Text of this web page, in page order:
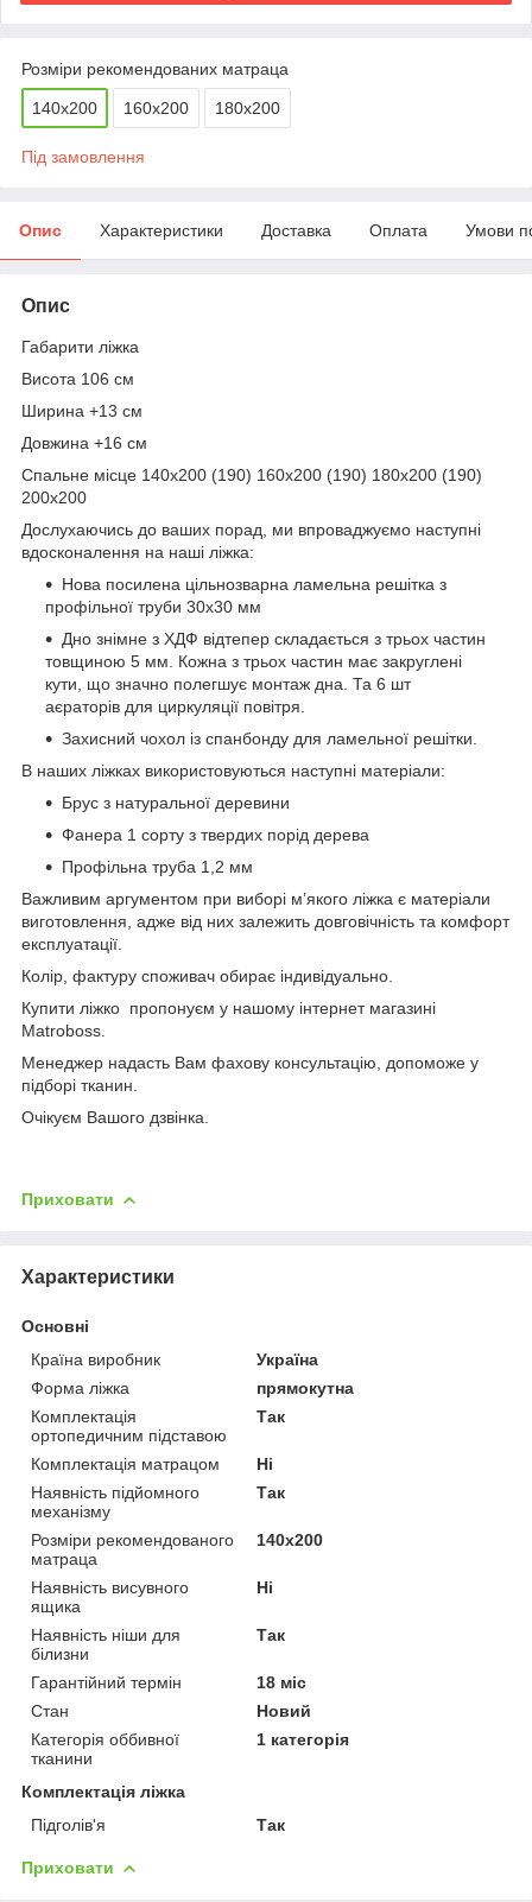
Розміри рекомендованих матраца
140х200 160х200 180х200
Під замовлення
Опис Характеристики Доставка Оплата Умови
Опис
Габарити ліжка
Висота 106 см
Ширина +13 см
Довжина +16 см
Спальне місце 140х200 (190) 160х200 (190) 180х200 (190)
200х200
Дослухаючись до ваших порад, ми впроваджуємо наступні
вдосконалення на наші ліжка:
Нова посилена цільнозварна ламельна решітка з
профільної труби 30х30 мм
Дно знімне з ХДФ відтепер складається з трьох частин
товщиною 5 мм. Кожна з трьох частин має закруглені
кути, що значно полегшує монтаж дна. Та 6 шт
аєраторів для циркуляції повітря.
Захисний чохол із спанбонду для ламельної решітки.
В наших ліжках використовуються наступні матеріали:
Брус з натуральної деревини
Фанера 1 сорту з твердих порід дерева
Профільна труба 1,2 мм
Важливим аргументом при виборі м’якого ліжка є матеріали
виготовлення, адже від них залежить довговічність та комфорт
експлуатації.
Колір, фактуру споживач обирає індивідуально.
Купити ліжко пропонуєм у нашому інтернет магазині
Matroboss.
Менеджер надасть Вам фахову консультацію, допоможе у
підборі тканин.
Очікуєм Вашого дзвінка.
Приховати
Характеристики
Основні
Країна виробник
Україна
Форма ліжка
прямокутна
Комплектація
ортопедичним підставою
Так
Комплектація матрацом
Ні
Наявність підйомного
механізму
Так
Розміри рекомендованого
матраца
140х200
Наявність висувного
ящика
Ні
Наявність ніши для
білизни
Так
Гарантійний термін
18 міс
Стан
Новий
Категорія оббивної
тканини
1 категорія
Комплектація ліжка
Підголів'я
Так
Приховати